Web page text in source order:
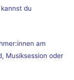
du
am
Musiksession oder